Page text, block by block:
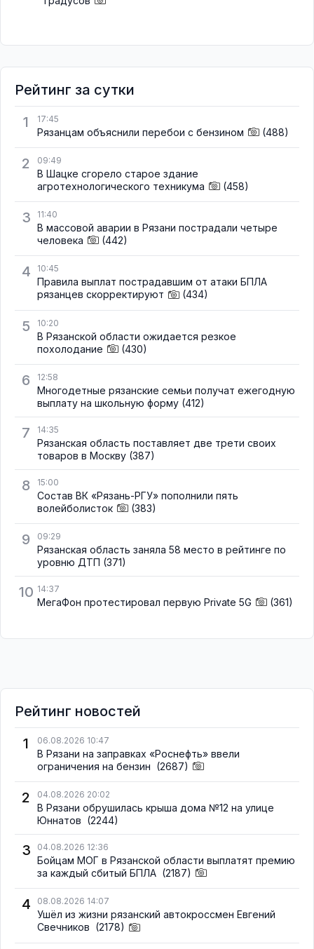
Рейтинг за сутки
1
17:45
Рязанцам объяснили перебои с бензином (488)
2 09:49
В Шацке сгорело старое здание
агротехнологического техникума
(458)
3 11:40
В массовой аварии в Рязани пострадали четыре
человека
(442)
4 10:45
Правила выплат пострадавшим от атаки БПЛА
рязанцев скорректируют
(434)
5 10:20
В Рязанской области ожидается резкое
похолодание
(430)
6 12:58
Многодетные рязанские семьи получат ежегодную
выплату на школьную форму (412)
7 14:35
Рязанская область поставляет две трети своих
товаров в Москву (387)
8 15:00
Состав ВК «Рязань-РГУ» пополнили пять
волейболисток
(383)
9 09:29
Рязанская область заняла 58 место в рейтинге по
уровню ДТП (371)
10 14:37
МегаФон протестировал первую Private 5G (361)
Рейтинг новостей
1
06.08.2026 10:47
В Рязани на заправках «Роснефть» ввели
ограничения на бензин (2687)
2 04.08.2026 20:02
В Рязани обрушилась крыша дома №12 на улице
Юннатов (2244)
3 04.08.2026 12:36
Бойцам МОГ в Рязанской области выплатят премию
за каждый сбитый БПЛА (2187)
4 08.08.2026 14:07
Ушёл из жизни рязанский автокроссмен Евгений
Свечников (2178)